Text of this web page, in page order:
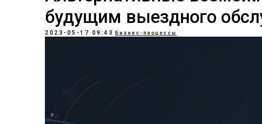
будущим выездного
2023-05-17 09:43 Бизнес-процессы